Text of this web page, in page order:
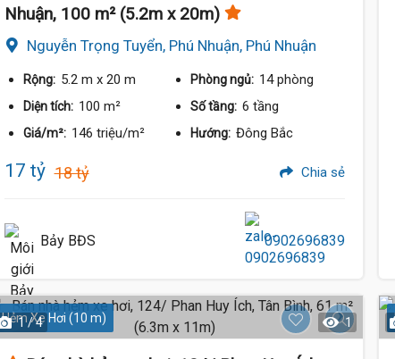
Nhuận, 100 m² (5.2m x 20m)
Nguyễn Trọng Tuyển, Phú Nhuận, Phú Nhuận
Rộng: 5.2 m x 20 m Phòng ngủ: 14 phòng
Diện tích: 100 m² Số tầng: 6 tầng
Giá/m²: 146 triệu/m² Hướng: Đông Bắc
17 tỷ 18 tỷ Chia sẻ
Bảy BĐS 0902696839
Hẻm Xe Hơi (10 m)
1 / 4 1